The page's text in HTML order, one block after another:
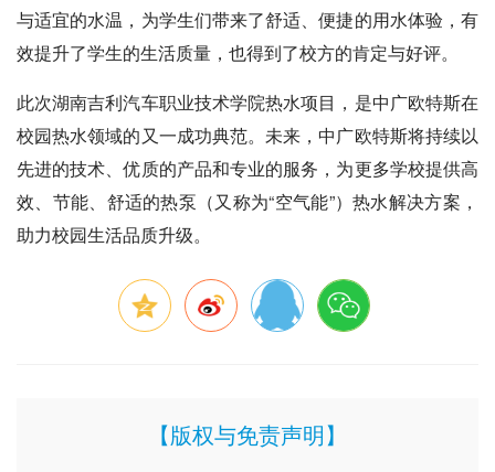
与适宜的水温，为学生们带来了舒适、便捷的用水体验，有
效提升了学生的生活质量，也得到了校方的肯定与好评。
此次湖南吉利汽车职业技术学院热水项目，是中广欧特斯在
校园热水领域的又一成功典范。未来，中广欧特斯将持续以
先进的技术、优质的产品和专业的服务，为更多学校提供高
效、节能、舒适的热泵（又称为“空气能”）热水解决方案，
助力校园生活品质升级。
【版权与免责声明】